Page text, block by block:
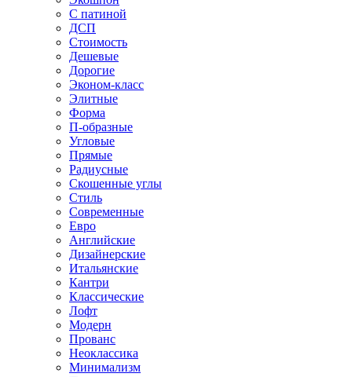
С патиной
ДСП
Стоимость
Дешевые
Дорогие
Эконом-класс
Элитные
Форма
П-образные
Угловые
Прямые
Радиусные
Скошенные углы
Стиль
Современные
Евро
Английские
Дизайнерские
Итальянские
Кантри
Классические
Лофт
Модерн
Прованс
Неоклассика
Минимализм